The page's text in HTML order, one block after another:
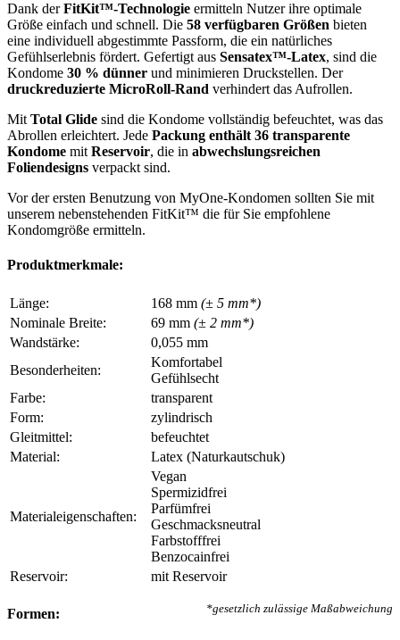
Dank derFitKit™-Technologie ermitteln Nutzer ihre optimale
Größe einfach und schnell. Die 58 verfügbaren Größen bieten
eine individuell abgestimmte Passform, die ein natürliches
Gefühlserlebnis fördert. Gefertigt aus Sensatex™-Latex, sind die
Kondome 30 % dünner und minimieren Druckstellen. Der
druckreduzierte MicroRoll-Rand verhindert das Aufrollen.
Mit Total Glide sind die Kondome vollständig befeuchtet, was das
Abrollen erleichtert. Jede Packung enthält 36 transparente
Kondome mit Reservoir, die in abwechslungsreichen
Foliendesigns verpackt sind.
Vor der ersten Benutzung von MyOne-Kondomen sollten Sie mit
unserem nebenstehenden FitKit™ die für Sie empfohlene
Kondomgröße ermitteln.
Produktmerkmale:
Länge: 168 mm (± 5 mm*)
Nominale Breite:
69 mm (± 2 mm*)
Wandstärke:
0,055 mm
Besonderheiten:
Komfortabel
Gefühlsecht
Farbe:
transparent
Form:
zylindrisch
Gleitmittel:
befeuchtet
Material:
Latex (Naturkautschuk)
Materialeigenschaften:
Vegan
Spermizidfrei
Parfümfrei
Geschmacksneutral
Farbstofffrei
Benzocainfrei
Reservoir:
mit Reservoir
*gesetzlich zulässige Maßabweichung
Formen: